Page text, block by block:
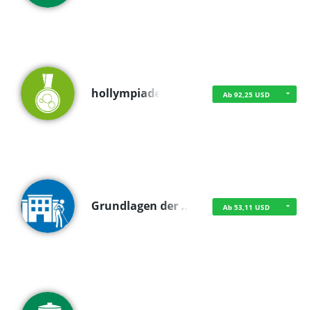
hollympiade Ab 92,25 USD
Grundlagen der … Ab 53,11 USD